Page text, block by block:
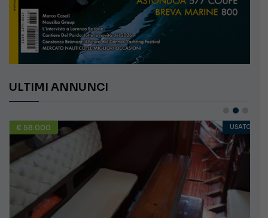
ULTIMI ANNUNCI
€ 58.000 USATO